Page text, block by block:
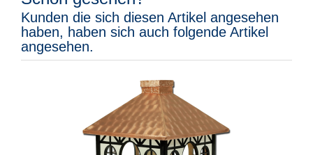
Kunden die sich diesen Artikel angesehen
haben, haben sich auch folgende Artikel
angesehen.